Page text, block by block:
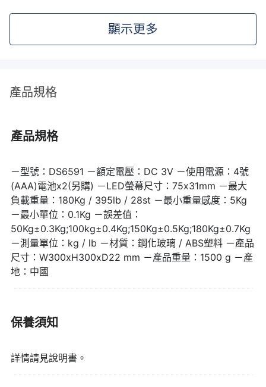
站上體重計後，看到當下的體重數字，然後呢？KINYO 體重計
(DS6591) 連結藍芽後，可用專屬 APP 記憶每一次的測量記錄，讓
▌除了體重數字，KINYO LED 藍牙智能
體重計( DS6591) 為你提供多項身體數
據指標，深度分析你的健康。
同場加映｜5款人氣體脂計推薦、體重計推薦
顯示更多
產品規格
產品規格
－型號：DS6591 －額定電壓：DC 3V －使用電源：4號
(AAA)電池x2(另購) －LED螢幕尺寸：75x31mm －最大
負載重量：180Kg / 395lb / 28st －最小重量感度：5Kg
－最小單位：0.1Kg －誤差值：
50Kg±0.3Kg;100kg±0.4Kg;150Kg±0.5Kg;180Kg±0.7Kg
－測量單位：kg / lb －材質：鋼化玻璃 / ABS塑料 －產品
尺寸：W300xH300xD22 mm －產品重量：1500 g －產
地：中國
保養須知
詳情請見說明書。